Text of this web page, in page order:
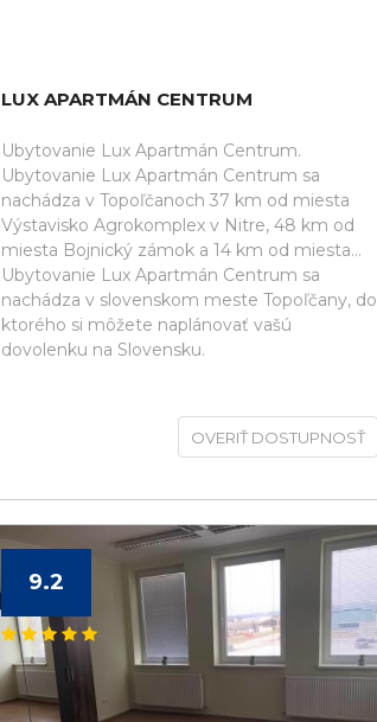
LUX APARTMÁN CENTRUM
Ubytovanie Lux Apartmán Centrum.
Ubytovanie Lux Apartmán Centrum sa
nachádza v Topoľčanoch 37 km od miesta
Výstavisko Agrokomplex v Nitre, 48 km od
miesta Bojnický zámok a 14 km od miesta...
Ubytovanie Lux Apartmán Centrum sa
nachádza v slovenskom meste Topoľčany, do
ktorého si môžete naplánovať vašú
dovolenku na Slovensku.
OVERIŤ DOSTUPNOSŤ
9.2